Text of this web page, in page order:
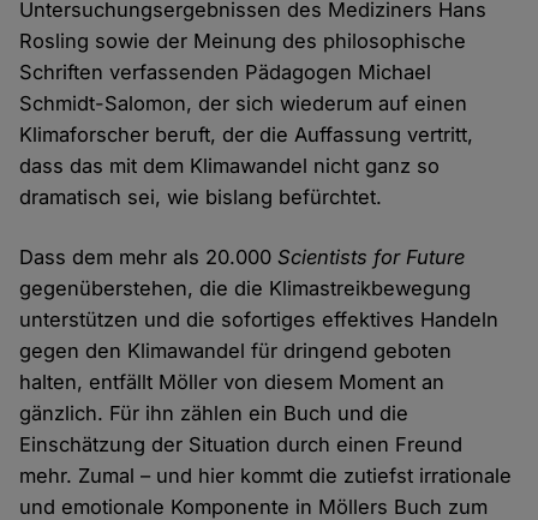
Untersuchungsergebnissen des Mediziners Hans
Rosling sowie der Meinung des philosophische
Schriften verfassenden Pädagogen Michael
Schmidt-Salomon, der sich wiederum auf einen
Klimaforscher beruft, der die Auffassung vertritt,
dass das mit dem Klimawandel nicht ganz so
dramatisch sei, wie bislang befürchtet.
Dass dem mehr als 20.000Scientists for Future
gegenüberstehen, die die Klimastreikbewegung
unterstützen und die sofortiges effektives Handeln
gegen den Klimawandel für dringend geboten
halten, entfällt Möller von diesem Moment an
gänzlich. Für ihn zählen ein Buch und die
Einschätzung der Situation durch einen Freund
mehr. Zumal – und hier kommt die zutiefst irrationale
und emotionale Komponente in Möllers Buch zum